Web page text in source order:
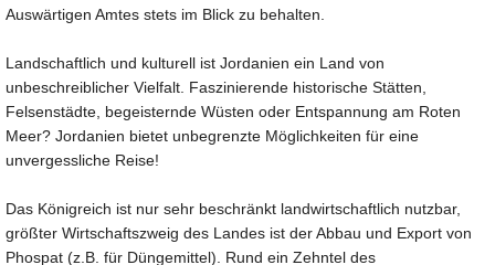
Auswärtigen Amtes stets im Blick zu behalten.
Landschaftlich und kulturell ist Jordanien ein Land von
unbeschreiblicher Vielfalt. Faszinierende historische Stätten,
Felsenstädte, begeisternde Wüsten oder Entspannung am Roten
Meer? Jordanien bietet unbegrenzte Möglichkeiten für eine
unvergessliche Reise!
Das Königreich ist nur sehr beschränkt landwirtschaftlich nutzbar,
größter Wirtschaftszweig des Landes ist der Abbau und Export von
Phospat (z.B. für Düngemittel). Rund ein Zehntel des